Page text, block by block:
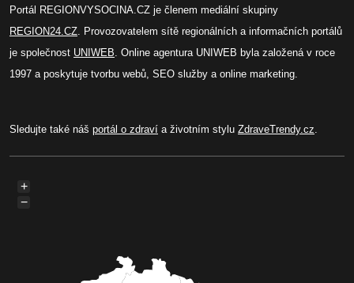
Portál REGIONVYSOCINA.CZ je členem mediální skupiny
REGION24.CZ . Provozovatelem sítě regionálních a informačních portálů
je společnost UNIWEB . Online agentura UNIWEB byla založená v roce
1997 a poskytuje tvorbu webů, SEO služby a online marketing.
Sledujte také náš portál o zdraví a životním stylu ZdraveTrendy.cz
+
−